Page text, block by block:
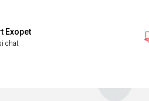
Exopet
chat